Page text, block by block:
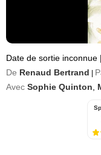
Date de sortie inconnue |
De Renaud Bertrand
Avec Sophie Quinton